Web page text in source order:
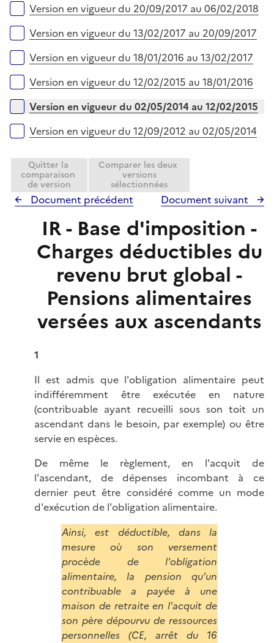
eVersion en vigueur du 20/09/2017 au 06/02/2018
Version en vigueur du 13/02/2017 au 20/09/2017
Version en vigueur du 18/01/2016 au 13/02/2017
Version en vigueur du 12/02/2015 au 18/01/2016
Version en vigueur du 02/05/2014 au 12/02/2015
Version en vigueur du 12/09/2012 au 02/05/2014
Quitter la
comparaison
de version
Comparer les deux
versions
sélectionnées
Document précédent Document suivant
IR - Base d'imposition -
Charges déductibles du
revenu brut global -
Pensions alimentaires
versées aux ascendants
1
Il est admis que l'obligation alimentaire peut
indifféremment être exécutée en nature
(contribuable ayant recueilli sous son toit un
ascendant dans le besoin, par exemple) ou être
servie en espèces.
De même le règlement, en l'acquit de
l'ascendant, de dépenses incombant à ce
dernier peut être considéré comme un mode
d'exécution de l'obligation alimentaire.
Ainsi, est déductible, dans la
mesure où son versement
procède de l'obligation
alimentaire, la pension qu'un
contribuable a payée à une
maison de retraite en l'acquit de
son père dépourvu de ressources
personnelles (CE, arrêt du 16